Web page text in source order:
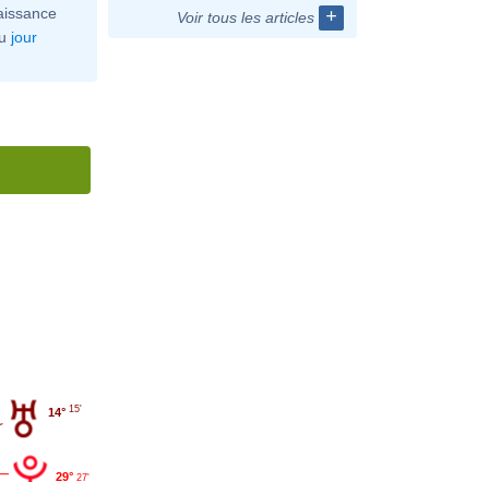
jour
14° 15'
29° 27'
Voir tous les articles
+